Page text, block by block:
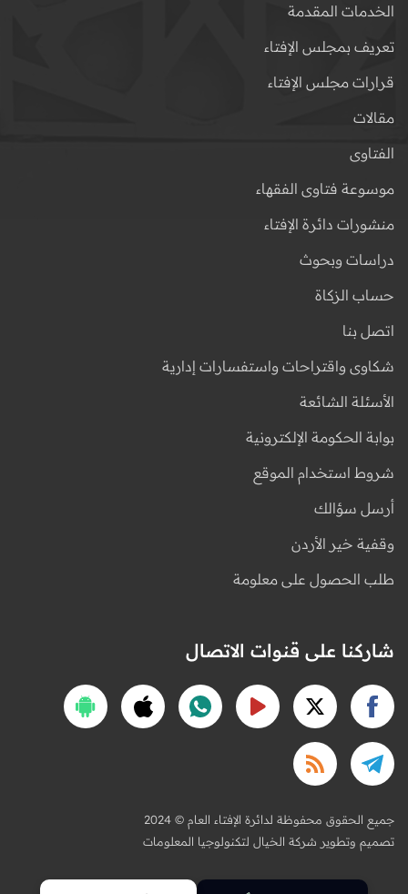
الخدمات المقدمة
تعريف بمجلس الإفتاء
قرارات مجلس الإفتاء
مقالات
الفتاوى
موسوعة فتاوى الفقهاء
منشورات دائرة الإفتاء
دراسات وبحوث
حساب الزكاة
اتصل بنا
شكاوى واقتراحات واستفسارات إدارية
الأسئلة الشائعة
بوابة الحكومة الإلكترونية
شروط استخدام الموقع
أرسل سؤالك
وقفية خير الأردن
طلب الحصول على معلومة
شاركنا على قنوات الاتصال
2024 © جميع الحقوق محفوظة لدائرة الإفتاء العام
تصميم وتطوير شركة الخيال لتكنولوجيا المعلومات